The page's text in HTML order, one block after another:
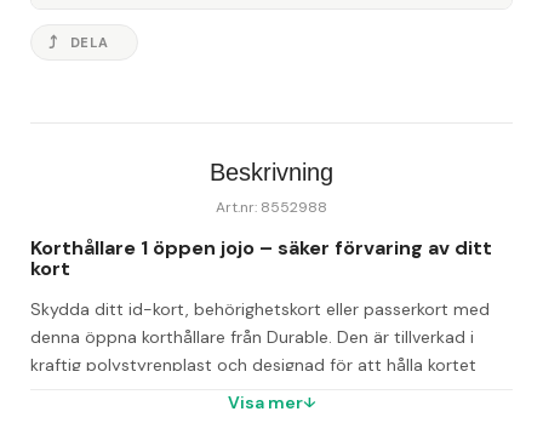
DELA
Beskrivning
Art.nr: 8552988
Korthållare 1 öppen jojo – säker förvaring av ditt
kort
Skydda ditt id-kort, behörighetskort eller passerkort med
denna öppna korthållare från Durable. Den är tillverkad i
kraftig polystyrenplast och designad för att hålla kortet
säkert, lättåtkomligt och bekvämt på plats utan att vara i
Visa mer